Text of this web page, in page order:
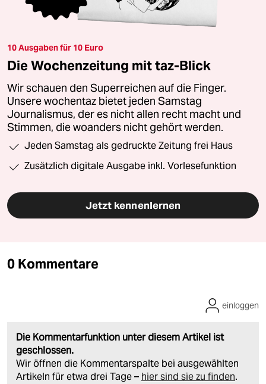
10 Ausgaben für 10 Euro
Die Wochenzeitung mit taz-Blick
Wir schauen den Superreichen auf die Finger.
Unsere wochentaz bietet jeden Samstag
Journalismus, der es nicht allen recht macht und
Stimmen, die woanders nicht gehört werden.
Jeden Samstag als gedruckte Zeitung frei Haus
Zusätzlich digitale Ausgabe inkl. Vorlesefunktion
Jetzt kennenlernen
0 Kommentare
Die Kommentarfunktion unter diesem Artikel ist
geschlossen.
Wir öffnen die Kommentarspalte bei ausgewählten
Artikeln für etwa drei Tage – hier sind sie zu finden.
einloggen